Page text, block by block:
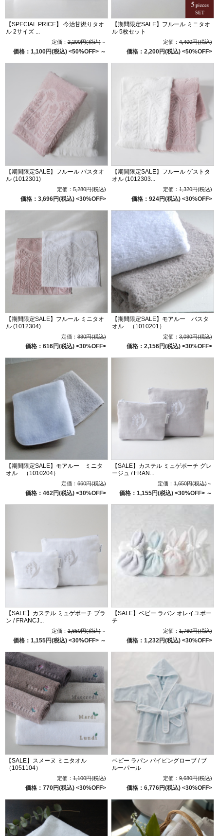
【SPECIAL PRICE】 今治甘撚りタオ
ル 2サイズ ...
定価：2,200円(税込)～
価格：1,100円(税込) <50%OFF> ～
【期間限定SALE】フルール ミニタオ
ル 5枚セット
定価： 4,400円(税込)
価格：2,200円(税込) <50%OFF>
【期間限定SALE】フルール バスタオ
ル (1012301)
定価：5,280円(税込)
価格：3,696円(税込) <30%OFF>
【期間限定SALE】フルール ゲストタ
オル (1012303...
定価： 1,320円(税込)
価格：924円(税込) <30%OFF>
【期間限定SALE】フルール ミニタオ
ル (1012304)
定価：880円(税込)
価格：616円(税込) <30%OFF>
【期間限定SALE】モアルー バスタ
オル （1010201）
定価： 3,080円(税込)
価格：2,156円(税込) <30%OFF>
【期間限定SALE】モアルー ミニタ
オル （1010204）
定価：660円(税込)
価格：462円(税込) <30%OFF>
【SALE】カステル ミュゲポーチ グレ
ージュ / FRAN...
定価： 1,650円(税込)～
価格：1,155円(税込) <30%OFF> ～
【SALE】カステル ミュゲポーチ ブラ
ン / FRANCJ...
定価：1,650円(税込)～
価格：1,155円(税込) <30%OFF> ～
【SALE】ベビー ラパン オレイユポー
チ
定価： 1,760円(税込)
価格：1,232円(税込) <30%OFF>
【SALE】スメーヌ ミニタオル
（1051104）
定価：1,100円(税込)
価格：770円(税込) <30%OFF>
ベビー ラパン パイピングローブ / ブ
ルーパール
定価： 9,680円(税込)
価格：6,776円(税込) <30%OFF>